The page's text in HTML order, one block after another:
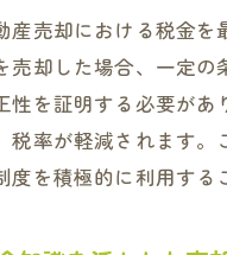
産売却における税金
売却した場合、一定の
性を証明する必要があ
税率が軽減されます
度を積極的に利用する